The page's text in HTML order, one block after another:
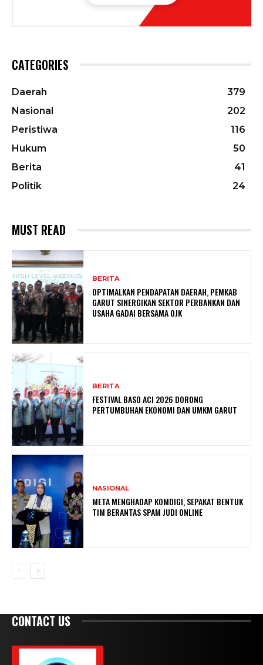
CATEGORIES
Daerah
379
Nasional
202
Peristiwa
116
Hukum
50
Berita
41
Politik
24
MUST READ
BERITA
OPTIMALKAN PENDAPATAN DAERAH, PEMKAB
GARUT SINERGIKAN SEKTOR PERBANKAN DAN
USAHA GADAI BERSAMA OJK
BERITA
FESTIVAL BASO ACI 2026 DORONG
PERTUMBUHAN EKONOMI DAN UMKM GARUT
NASIONAL
META MENGHADAP KOMDIGI, SEPAKAT BENTUK
TIM BERANTAS SPAM JUDI ONLINE
CONTACT US